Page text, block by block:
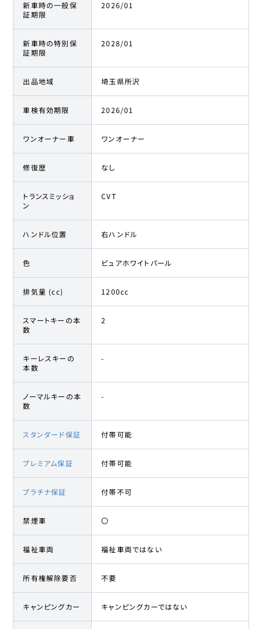
新車時の一般保
証期限
2026/01
新車時の特別保
証期限
2028/01
出品地域 埼玉県所沢
車検有効期限 2026/01
ワンオーナー車 ワンオーナー
修復歴 なし
トランスミッショ
ン
CVT
ハンドル位置 右ハンドル
色 ピュアホワイトパール
排気量 (cc) 1200cc
スマートキーの本
数
2
キーレスキーの
本数
-
ノーマルキーの本
数
-
スタンダード保証 付帯可能
プレミアム保証 付帯可能
プラチナ保証 付帯不可
禁煙車 〇
福祉車両 福祉車両ではない
所有権解除要否 不要
キャンピングカー キャンピングカーではない